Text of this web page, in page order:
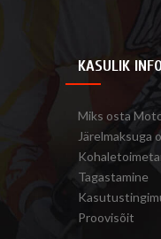
KASULIK
Miks osta
Järelmaksuga
Tagastamine
Proovisõit